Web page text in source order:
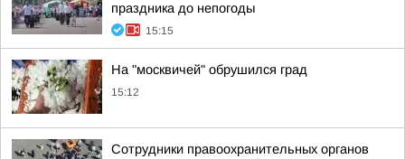
праздника до непогоды
15:15
На "москвичей" обрушился град
15:12
Сотрудники правоохранительных органов